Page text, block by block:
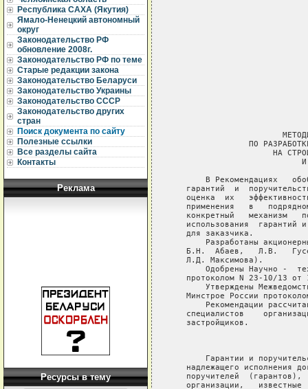
Республика САХА (Якутия)
Ямало-Ненецкий автономный
округ
Законодательство РФ
обновление 2008г.
Законодательство РФ по теме
Старые редакции закона
Законодательство Беларуси
Законодательство Украины
Законодательство СССР
Законодательство других
стран
Поиск документа по сайту
Полезные ссылки
Все разделы сайта
Контакты
Реклама
Ресурсы в тему